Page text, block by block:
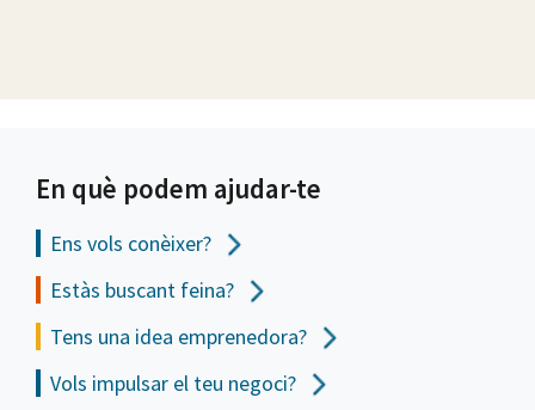
En què podem ajudar-te
Ens vols conèixer?
Estàs buscant feina?
Tens una idea emprenedora?
Vols impulsar el teu negoci?